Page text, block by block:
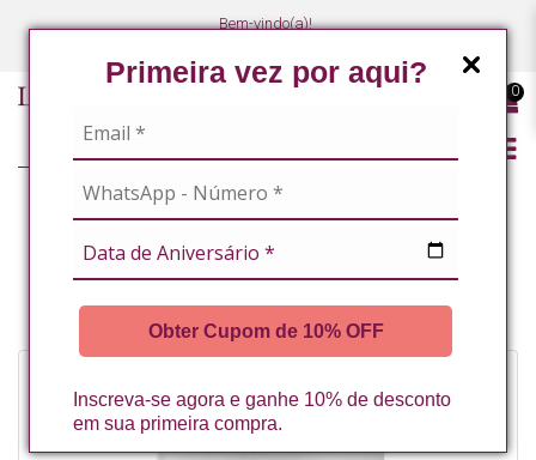
Primeira vez por aqui?
Obter Cupom de 10% OFF
Inscreva-se agora e ganhe 10% de desconto
em sua primeira compra.
Bem-vindo(a)!
0
ESTÉTICA CORPORAL CREME OITO ATIVOS 1KG LA VERTUAN* (C)